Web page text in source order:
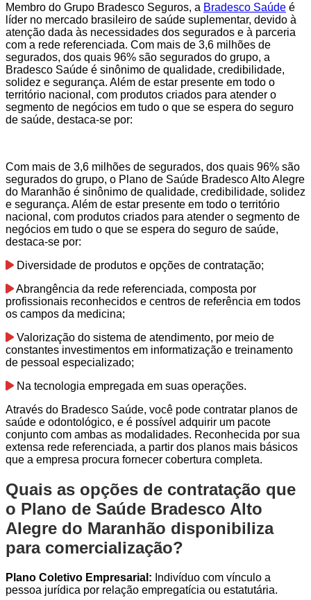
Membro do Grupo Bradesco Seguros, a Bradesco Saúde é
líder no mercado brasileiro de saúde suplementar, devido à
atenção dada às necessidades dos segurados e à parceria
com a rede referenciada. Com mais de 3,6 milhões de
segurados, dos quais 96% são segurados do grupo, a
Bradesco Saúde é sinônimo de qualidade, credibilidade,
solidez e segurança. Além de estar presente em todo o
território nacional, com produtos criados para atender o
segmento de negócios em tudo o que se espera do seguro
de saúde, destaca-se por:
Com mais de 3,6 milhões de segurados, dos quais 96% são
segurados do grupo, o Plano de Saúde Bradesco Alto Alegre
do Maranhão é sinônimo de qualidade, credibilidade, solidez
e segurança. Além de estar presente em todo o território
nacional, com produtos criados para atender o segmento de
negócios em tudo o que se espera do seguro de saúde,
destaca-se por:
Diversidade de produtos e opções de contratação;
Abrangência da rede referenciada, composta por
profissionais reconhecidos e centros de referência em todos
os campos da medicina;
Valorização do sistema de atendimento, por meio de
constantes investimentos em informatização e treinamento
de pessoal especializado;
Na tecnologia empregada em suas operações.
Através do Bradesco Saúde, você pode contratar planos de
saúde e odontológico, e é possível adquirir um pacote
conjunto com ambas as modalidades. Reconhecida por sua
extensa rede referenciada, a partir dos planos mais básicos
que a empresa procura fornecer cobertura completa.
Quais as opções de contratação que
o Plano de Saúde Bradesco Alto
Alegre do Maranhão disponibiliza
para comercialização?
Plano Coletivo Empresarial: Indivíduo com vínculo a
pessoa jurídica por relação empregatícia ou estatutária.